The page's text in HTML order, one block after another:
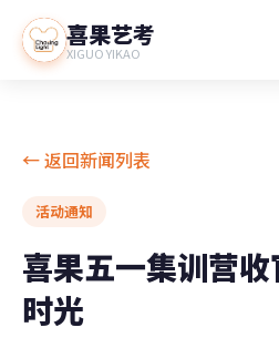
喜果艺考
XIGUO YIKAO
← 返回新闻列表
活动通知
喜果五一集训营
时光